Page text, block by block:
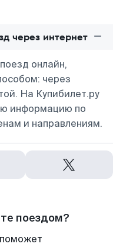
через интернет
онлайн,
через
На Купибилет.ру
информацию по
и направлениям.
поездом?